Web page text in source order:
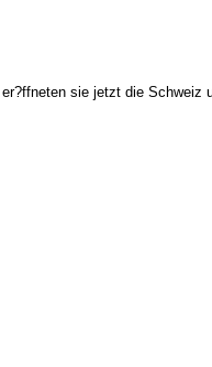
sie jetzt die